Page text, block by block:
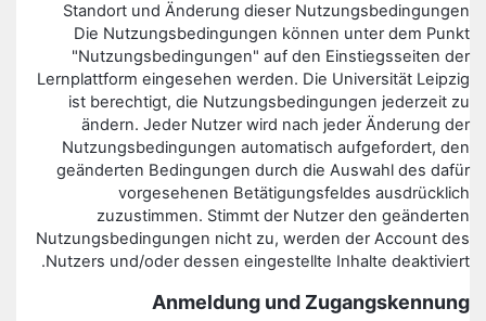
Standort und Änderung dieser Nutzungsbedingungen
Die Nutzungsbedingungen können unter dem Punkt
"Nutzungsbedingungen" auf den Einstiegsseiten der
Lernplattform eingesehen werden. Die Universität Leipzig
ist berechtigt, die Nutzungsbedingungen jederzeit zu
ändern. Jeder Nutzer wird nach jeder Änderung der
Nutzungsbedingungen automatisch aufgefordert, den
geänderten Bedingungen durch die Auswahl des dafür
vorgesehenen Betätigungsfeldes ausdrücklich
zuzustimmen. Stimmt der Nutzer den geänderten
Nutzungsbedingungen nicht zu, werden der Account des
Nutzers und/oder dessen eingestellte Inhalte deaktiviert.
Anmeldung und Zugangskennung